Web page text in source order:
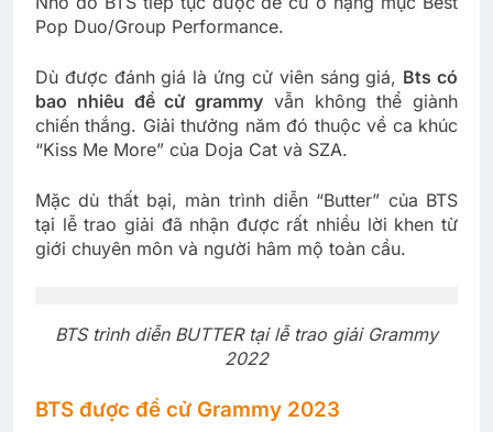
Pop Duo/Group Performance.
Dù được đánh giá là ứng cử viên sáng giá, Bts có
bao nhiêu đề cử grammy vẫn không thể giành
chiến thắng. Giải thưởng năm đó thuộc về ca khúc
“Kiss Me More” của Doja Cat và SZA.
Mặc dù thất bại, màn trình diễn “Butter” của BTS
tại lễ trao giải đã nhận được rất nhiều lời khen từ
giới chuyên môn và người hâm mộ toàn cầu.
BTS trình diễn BUTTER tại lễ trao giải Grammy
2022
BTS được đề cử Grammy 2023